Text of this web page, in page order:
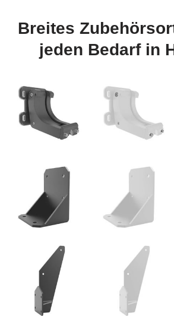
Breites
jeden Bedarf in